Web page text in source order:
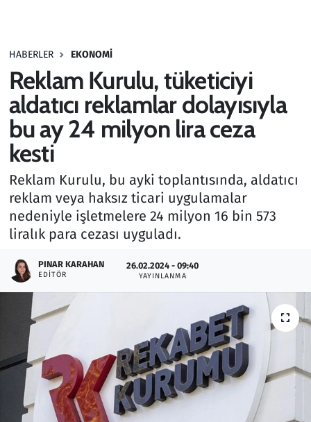
HABERLER EKONOMI
Reklam Kurulu, tüketiciyi
aldatıcı reklamlar dolayısıyla
bu ay 24 milyon lira ceza
kesti
Reklam Kurulu, bu ayki toplantısında, aldatıcı
reklam veya haksız ticari uygulamalar
nedeniyle işletmelere 24 milyon 16 bin 573
liralık para cezası uyguladı.
PINAR KARAHAN
EDITÖR
26.02.2024 - 09:40
YAYINLANMA
Haber
Kültür Sanat
Kurumsal Haberler
Lezzet Durağı
Memur ve Kamu
Otomobil
Oyun
Ramazan
Rüya Tabirleri
Sağlık